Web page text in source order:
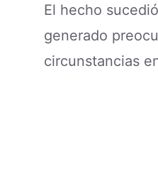
El hecho
generado
circunstancias